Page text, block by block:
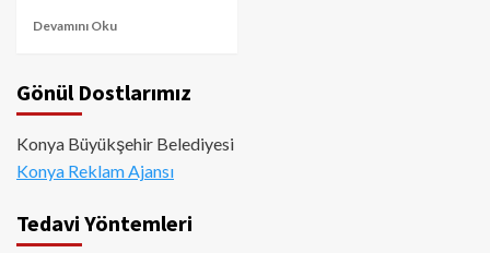
Devamını Oku
Gönül Dostlarımız
Konya Büyükşehir Belediyesi
Konya Reklam Ajansı
Tedavi Yöntemleri